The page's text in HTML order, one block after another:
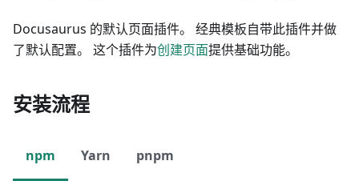
Docusaurus 的默认页面插件。 经典模板自带此插件并做
了默认配置。 这个插件为创建页面提供基础功能。
安装流程
npm Yarn pnpm